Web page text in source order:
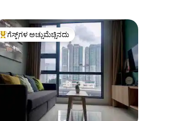
ಗೆಸ್ಟ್‌ಗಳಿಗೆ ಅತಿ ಹೆಚ್ಚು ಅಚ್ಚುಮೆಚ್ಚಿನದು
ಗೆಸ್ಟ್‌ಗಳ ಅಚ್ಚುಮೆಚ್ಚಿನದು